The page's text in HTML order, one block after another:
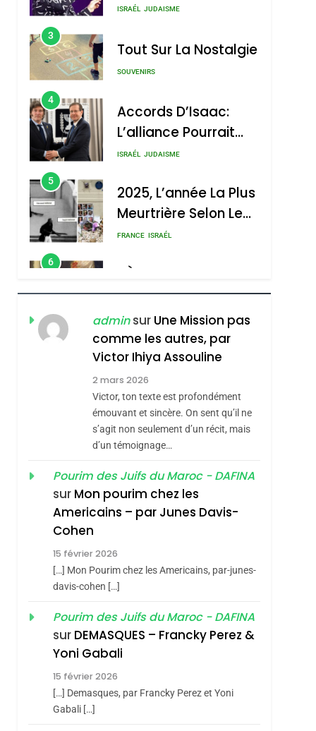
Nouvelle Chanson De
ISRAÉL JUDAISME
3
Tout Sur La Nostalgie
SOUVENIRS
4
Accords D’Isaac:
L’alliance Pourrait
S’étendre À 13 Pays
ISRAÉL JUDAISME
5
2025, L’année La Plus
Meurtrière Selon Le
Rapport D’ADL
FRANCE ISRAÉL
6
FIÈRE, DIGNE ET
RÉSILIENTE :
POURQUOI JE
REVENDIQUE MA
JUDAÏTE Par Thérèse
Zrihen-Dvir
ISRAÉL JUDAISME
CE QUI NOUS
MANQUE – Jacques
Hadida
JUDAISME
Maroc : Les Amandes
De Tafraout, Le Miel
De Tadla Azilal
Consacrés Produits
Du Terroir
DAFINA MAROC
Oeil Ravageur –
2
Dis Guerre»: La
Nouvelle Chanson De
Boy George
ISRAÉL JUDAISME
adminsur Une Mission pas
comme les autres, par
Victor Ihiya Assouline
2 mars 2026
Victor, ton texte est profondément
émouvant et sincère. On sent qu’il ne
s’agit non seulement d’un récit, mais
d’un témoignage…
Pourim des Juifs du Maroc - DAFINA
sur Mon pourim chez les
Americains – par Junes Davis-
Cohen
15 février 2026
[…] Mon Pourim chez les Americains, par-junes-
davis-cohen […]
Pourim des Juifs du Maroc - DAFINA
sur DEMASQUES – Francky Perez &
Yoni Gabali
15 février 2026
[…] Demasques, par Francky Perez et Yoni
Gabali […]
Thérèse Zrihen-